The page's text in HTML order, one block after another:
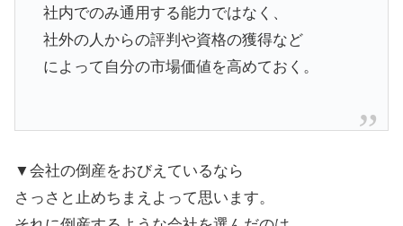
社内でのみ通用する能力ではなく、
社外の人からの評判や資格の獲得など
によって自分の市場価値を高めておく。
▼会社の倒産をおびえているなら
さっさと止めちまえよって思います。